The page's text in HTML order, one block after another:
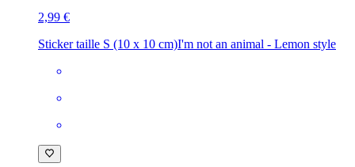
2,99 €
Sticker taille S (10 x 10 cm)I'm not an animal - Lemon style